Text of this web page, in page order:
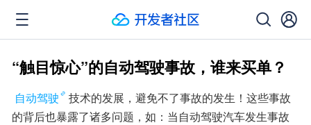
“触目惊心”的自动驾驶事故，谁来买单？
自动驾驶
技术的发展，避免不了事故的发生！这些事故
的背后也暴露了诸多问题，如：当自动驾驶汽车发生事故